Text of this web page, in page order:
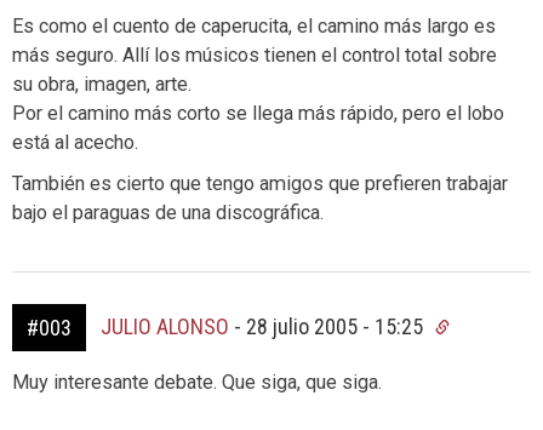
Es como el cuento de caperucita, el camino más largo es
más seguro. Allí los músicos tienen el control total sobre
su obra, imagen, arte.
Por el camino más corto se llega más rápido, pero el lobo
está al acecho.
También es cierto que tengo amigos que prefieren trabajar
bajo el paraguas de una discográfica.
#003 JULIO ALONSO - 28 julio 2005 - 15:25
Muy interesante debate. Que siga, que siga.